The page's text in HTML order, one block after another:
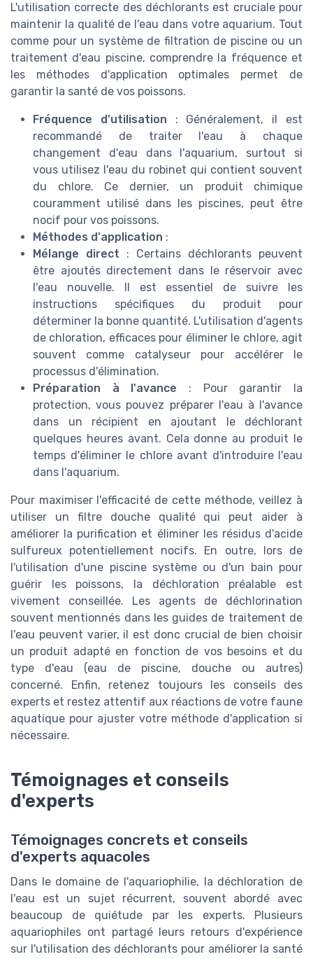
L'utilisation correcte des déchlorants est cruciale pour
maintenir la qualité de l'eau dans votre aquarium. Tout
comme pour un système de filtration de piscine ou un
traitement d'eau piscine, comprendre la fréquence et
les méthodes d'application optimales permet de
garantir la santé de vos poissons.
Fréquence d'utilisation : Généralement, il est
recommandé de traiter l'eau à chaque
changement d'eau dans l'aquarium, surtout si
vous utilisez l'eau du robinet qui contient souvent
du chlore. Ce dernier, un produit chimique
couramment utilisé dans les piscines, peut être
nocif pour vos poissons.
Méthodes d'application :
Mélange direct : Certains déchlorants peuvent
être ajoutés directement dans le réservoir avec
l'eau nouvelle. Il est essentiel de suivre les
instructions spécifiques du produit pour
déterminer la bonne quantité. L'utilisation d'agents
de chloration, efficaces pour éliminer le chlore, agit
souvent comme catalyseur pour accélérer le
processus d'élimination.
Préparation à l'avance : Pour garantir la
protection, vous pouvez préparer l'eau à l'avance
dans un récipient en ajoutant le déchlorant
quelques heures avant. Cela donne au produit le
temps d'éliminer le chlore avant d'introduire l'eau
dans l'aquarium.
Pour maximiser l'efficacité de cette méthode, veillez à
utiliser un filtre douche qualité qui peut aider à
améliorer la purification et éliminer les résidus d'acide
sulfureux potentiellement nocifs. En outre, lors de
l'utilisation d'une piscine système ou d'un bain pour
guérir les poissons, la déchloration préalable est
vivement conseillée. Les agents de déchlorination
souvent mentionnés dans les guides de traitement de
l'eau peuvent varier, il est donc crucial de bien choisir
un produit adapté en fonction de vos besoins et du
type d'eau (eau de piscine, douche ou autres)
concerné. Enfin, retenez toujours les conseils des
experts et restez attentif aux réactions de votre faune
aquatique pour ajuster votre méthode d'application si
nécessaire.
Témoignages et conseils
d'experts
Témoignages concrets et conseils
d'experts aquacoles
Dans le domaine de l'aquariophilie, la déchloration de
l'eau est un sujet récurrent, souvent abordé avec
beaucoup de quiétude par les experts. Plusieurs
aquariophiles ont partagé leurs retours d'expérience
sur l'utilisation des déchlorants pour améliorer la santé